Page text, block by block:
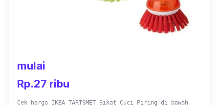
mulai
Rp.27 ribu
Cek harga IKEA TARTSMET Sikat Cuci Piring di bawah